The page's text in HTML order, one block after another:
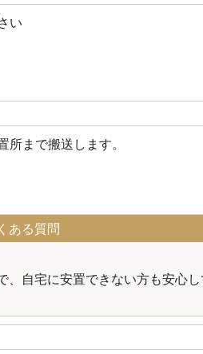
い
まで搬送します。
ある質問
自宅に安置できない方も安心し